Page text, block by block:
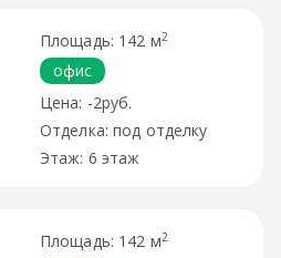
142 м2
офис
-2руб.
под отделку
6 этаж
142 м2